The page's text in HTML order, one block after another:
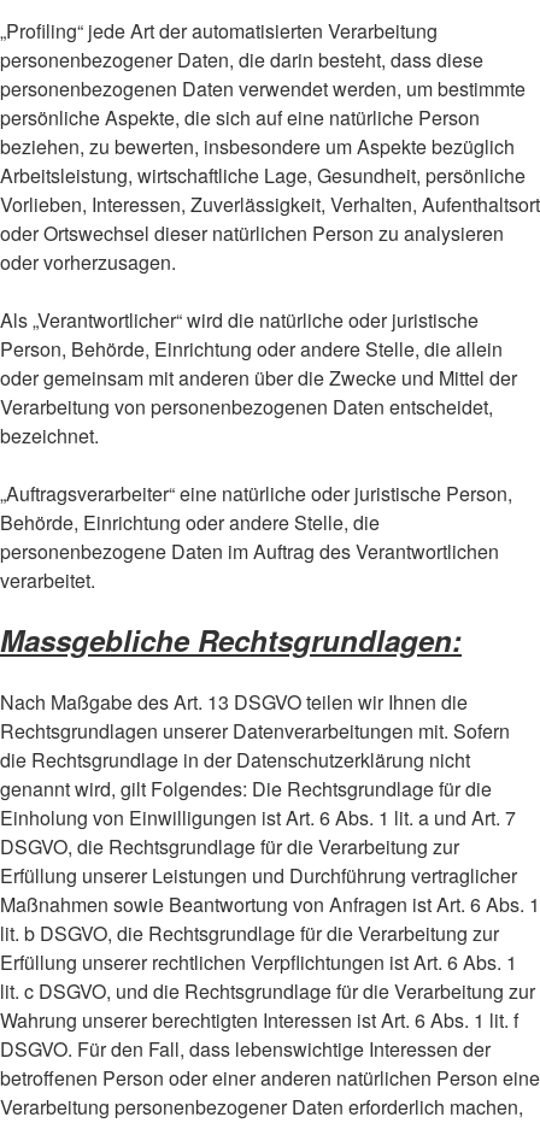
„Profiling“ jede Art der automatisierten Verarbeitung
personenbezogener Daten, die darin besteht, dass diese
personenbezogenen Daten verwendet werden, um bestimmte
persönliche Aspekte, die sich auf eine natürliche Person
beziehen, zu bewerten, insbesondere um Aspekte bezüglich
Arbeitsleistung, wirtschaftliche Lage, Gesundheit, persönliche
Vorlieben, Interessen, Zuverlässigkeit, Verhalten, Aufenthaltsort
oder Ortswechsel dieser natürlichen Person zu analysieren
oder vorherzusagen.
Als „Verantwortlicher“ wird die natürliche oder juristische
Person, Behörde, Einrichtung oder andere Stelle, die allein
oder gemeinsam mit anderen über die Zwecke und Mittel der
Verarbeitung von personenbezogenen Daten entscheidet,
bezeichnet.
„Auftragsverarbeiter“ eine natürliche oder juristische Person,
Behörde, Einrichtung oder andere Stelle, die
personenbezogene Daten im Auftrag des Verantwortlichen
verarbeitet.
Massgebliche Rechtsgrundlagen:
Nach Maßgabe des Art. 13 DSGVO teilen wir Ihnen die
Rechtsgrundlagen unserer Datenverarbeitungen mit. Sofern
die Rechtsgrundlage in der Datenschutzerklärung nicht
genannt wird, gilt Folgendes: Die Rechtsgrundlage für die
Einholung von Einwilligungen ist Art. 6 Abs. 1 lit. a und Art. 7
DSGVO, die Rechtsgrundlage für die Verarbeitung zur
Erfüllung unserer Leistungen und Durchführung vertraglicher
Maßnahmen sowie Beantwortung von Anfragen ist Art. 6 Abs. 1
lit. b DSGVO, die Rechtsgrundlage für die Verarbeitung zur
Erfüllung unserer rechtlichen Verpflichtungen ist Art. 6 Abs. 1
lit. c DSGVO, und die Rechtsgrundlage für die Verarbeitung zur
Wahrung unserer berechtigten Interessen ist Art. 6 Abs. 1 lit. f
DSGVO. Für den Fall, dass lebenswichtige Interessen der
betroffenen Person oder einer anderen natürlichen Person eine
Verarbeitung personenbezogener Daten erforderlich machen,